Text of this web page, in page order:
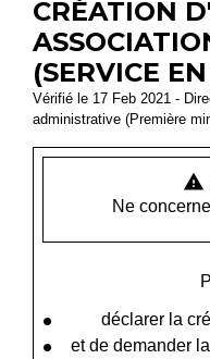
CRÉATION
(SERVICE
Vérifié le 17 Feb 2021 -
administrative (Première
warning
Ne
déclarer la
et de demander